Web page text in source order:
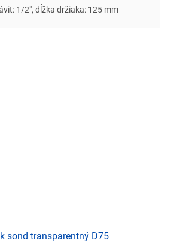
1/2", dĺžka držiaka: 125 mm
sond transparentný D75